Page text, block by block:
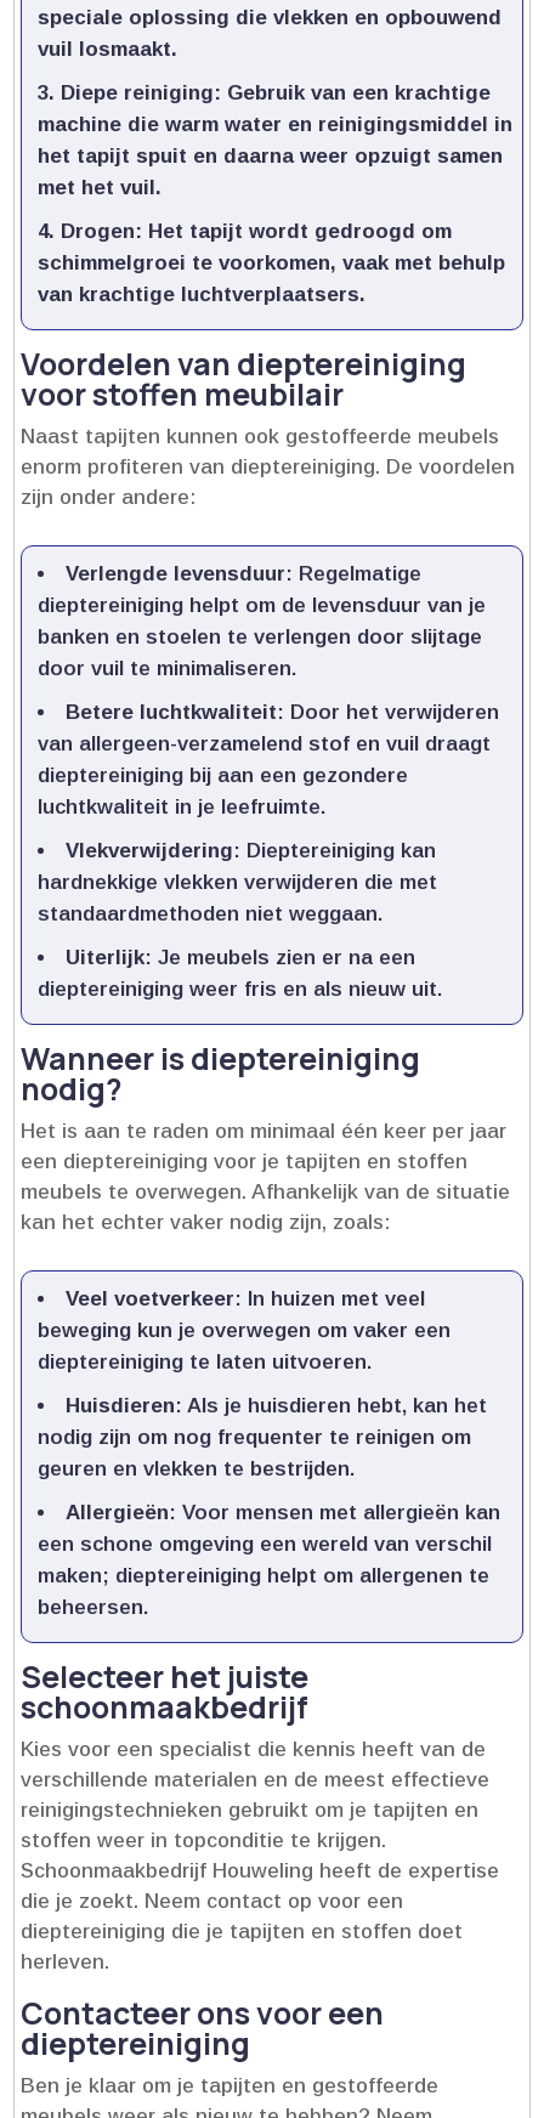
speciale oplossing die vlekken en opbouwend
vuil losmaakt.​
Diepe reiniging: Gebruik van een krachtige
machine die warm water en reinigingsmiddel in
het tapijt spuit en daarna weer opzuigt samen
met het vuil.​
Drogen: Het tapijt wordt gedroogd om
schimmelgroei te voorkomen, vaak met behulp
van krachtige luchtverplaatsers.​
Voordelen van dieptereiniging
voor stoffen meubilair
Naast tapijten kunnen ook gestoffeerde meubels
enorm profiteren van dieptereiniging.​ De voordelen
zijn onder andere:
Verlengde levensduur: Regelmatige
dieptereiniging helpt om de levensduur van je
banken en stoelen te verlengen door slijtage
door vuil te minimaliseren.​
Betere luchtkwaliteit: Door het verwijderen
van allergeen-verzamelend stof en vuil draagt
dieptereiniging bij aan een gezondere
luchtkwaliteit in je leefruimte.​
Vlekverwijdering: Dieptereiniging kan
hardnekkige vlekken verwijderen die met
standaardmethoden niet weggaan.​
Uiterlijk: Je meubels zien er na een
dieptereiniging weer fris en als nieuw uit.​
Wanneer is dieptereiniging
nodig?
Het is aan te raden om minimaal één keer per jaar
een dieptereiniging voor je tapijten en stoffen
meubels te overwegen.​ Afhankelijk van de situatie
kan het echter vaker nodig zijn, zoals:
Veel voetverkeer: In huizen met veel
beweging kun je overwegen om vaker een
dieptereiniging te laten uitvoeren.​
Huisdieren: Als je huisdieren hebt, kan het
nodig zijn om nog frequenter te reinigen om
geuren en vlekken te bestrijden.​
Allergieën: Voor mensen met allergieën kan
een schone omgeving een wereld van verschil
maken; dieptereiniging helpt om allergenen te
beheersen.​
Selecteer het juiste
schoonmaakbedrijf
Kies voor een specialist die kennis heeft van de
verschillende materialen en de meest effectieve
reinigingstechnieken gebruikt om je tapijten en
stoffen weer in topconditie te krijgen.​
Schoonmaakbedrijf Houweling heeft de expertise
die je zoekt.​ Neem contact op voor een
dieptereiniging die je tapijten en stoffen doet
herleven.​
Contacteer ons voor een
dieptereiniging
Ben je klaar om je tapijten en gestoffeerde